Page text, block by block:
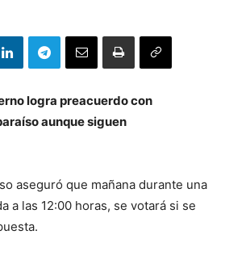
logra preacuerdo con
aunque siguen
aseguró que mañana durante una
a las 12:00 horas, se votará si se